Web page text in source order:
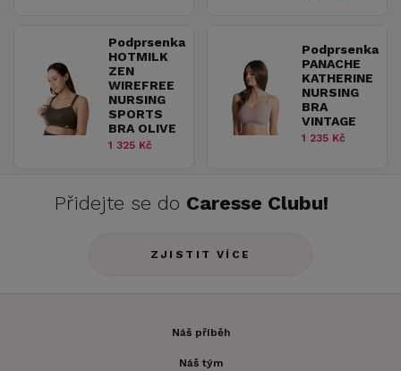
Podprsenka
HOTMILK
ZEN
WIREFREE
NURSING
SPORTS
BRA OLIVE
1 325 Kč
Podprsenka
PANACHE
KATHERINE
NURSING
BRA
VINTAGE
1 235 Kč
Přidejte se do Caresse Clubu!
ZJISTIT VÍCE
Náš příběh
Náš tým